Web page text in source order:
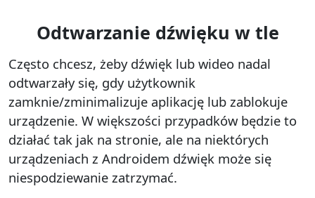
Odtwarzanie dźwięku w tle
Często chcesz, żeby dźwięk lub wideo nadal
odtwarzały się, gdy użytkownik
zamknie/zminimalizuje aplikację lub zablokuje
urządzenie. W większości przypadków będzie to
działać tak jak na stronie, ale na niektórych
urządzeniach z Androidem dźwięk może się
niespodziewanie zatrzymać.